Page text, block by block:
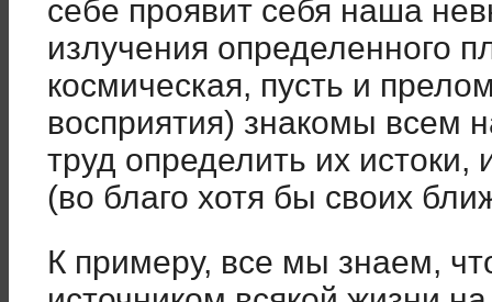
себе проявит себя наша
излучения определенного
космическая, пусть и
восприятия) знакомы всем
труд определить их истоки,
(во благо хотя бы своих
К примеру, все мы знаем,